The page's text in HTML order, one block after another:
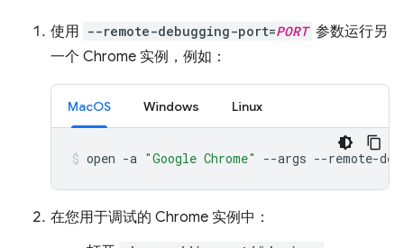
使用 --remote-debugging-port=PORT 参数运行另
一个 Chrome 实例，例如：
MacOS Windows Linux
open -a "Google Chrome" --args --remote-
在您用于调试的 Chrome 实例中：